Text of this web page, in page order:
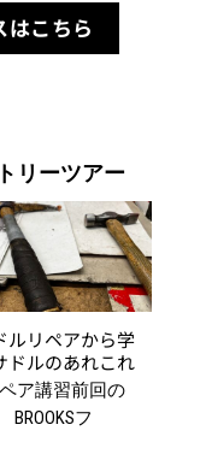
はこちら
リーツアー
ルリペアから学
ドルのあれこれ
ア講習前回の
BROOKSフ